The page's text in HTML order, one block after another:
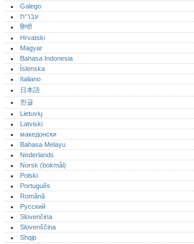
Galego
עברית
हिन्दी
Hrvatski
Magyar
Bahasa Indonesia
Íslenska
Italiano
日本語
한글
Lietuvių
Latviski
македонски
Bahasa Melayu
Nederlands
Norsk (bokmål)‎
Polski
Português‎
Română
Русский
Slovenčina
Slovenščina
Shqip